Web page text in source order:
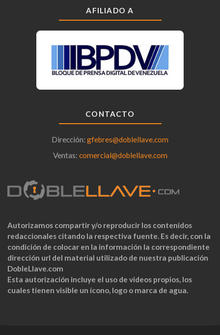
AFILIADO A
CONTACTO
Dirección: gfebres@doblellave.com
Ventas: comercial@doblellave.com
Autorizamos compartir y/o reproducir los contenidos
redaccionales citando la respectiva fuente. Es decir, con la
condición de colocar en la información la correspondiente
dirección url del material utilizado de nuestra publicación
DobleLlave.com
Esta autorización incluye el uso de videos propios, los
cuales tienen visible un ícono, logo o marca de agua.